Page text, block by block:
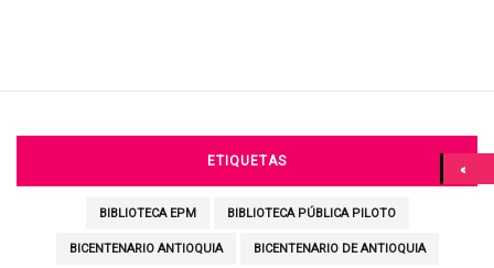
ETIQUETAS
BIBLIOTECA EPM BIBLIOTECA PÚBLICA PILOTO
BICENTENARIO ANTIOQUIA BICENTENARIO DE ANTIOQUIA